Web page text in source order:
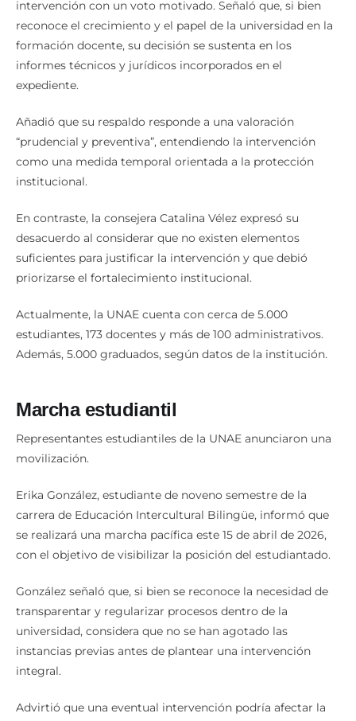
En el Pleno, el consejero Pablo Beltrán apoyó la
intervención con un voto motivado. Señaló que, si bien
reconoce el crecimiento y el papel de la universidad en la
formación docente, su decisión se sustenta en los
informes técnicos y jurídicos incorporados en el
Añadió que su respaldo responde a una valoración
“prudencial y preventiva”, entendiendo la intervención
como una medida temporal orientada a la protección
En contraste, la consejera Catalina Vélez expresó su
desacuerdo al considerar que no existen elementos
suficientes para justificar la intervención y que debió
Actualmente, la UNAE cuenta con cerca de 5.000
estudiantes, 173 docentes y más de 100 administrativos.
Marcha estudiantil
Representantes estudiantiles de la UNAE anunciaron una
Erika González, estudiante de noveno semestre de la
carrera de Educación Intercultural Bilingüe, informó que
se realizará una marcha pacífica este 15 de abril de 2026,
González señaló que, si bien se reconoce la necesidad de
transparentar y regularizar procesos dentro de la
universidad, considera que no se han agotado las
instancias previas antes de plantear una intervención